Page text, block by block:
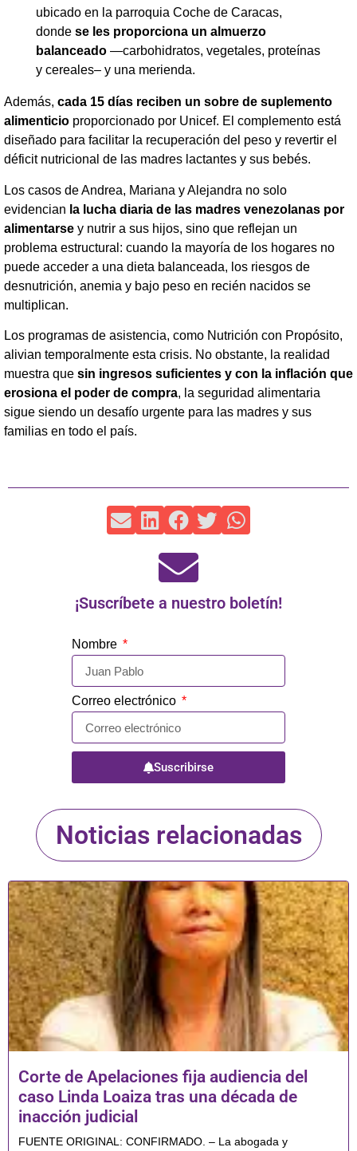
ubicado en la parroquia Coche de Caracas,
donde se les proporciona un almuerzo
balanceado —carbohidratos, vegetales, proteínas
y cereales– y una merienda.
​Además, cada 15 días reciben un sobre de suplemento
alimenticio proporcionado por Unicef. El complemento está
diseñado para facilitar la recuperación del peso y revertir el
déficit nutricional de las madres lactantes y sus bebés.
Los casos de Andrea, Mariana y Alejandra no solo
evidencian la lucha diaria de las madres venezolanas por
alimentarse y nutrir a sus hijos, sino que reflejan un
problema estructural: cuando la mayoría de los hogares no
puede acceder a una dieta balanceada, los riesgos de
desnutrición, anemia y bajo peso en recién nacidos se
multiplican.
Los programas de asistencia, como Nutrición con Propósito,
alivian temporalmente esta crisis. No obstante, la realidad
muestra que sin ingresos suficientes y con la inflación que
erosiona el poder de compra, la seguridad alimentaria
sigue siendo un desafío urgente para las madres y sus
familias en todo el país.
¡Suscríbete a nuestro boletín!
Nombre
Correo electrónico
Suscribirse
Noticias relacionadas
Corte de Apelaciones fija audiencia del
caso Linda Loaiza tras una década de
inacción judicial
FUENTE ORIGINAL: CONFIRMADO. – La abogada y